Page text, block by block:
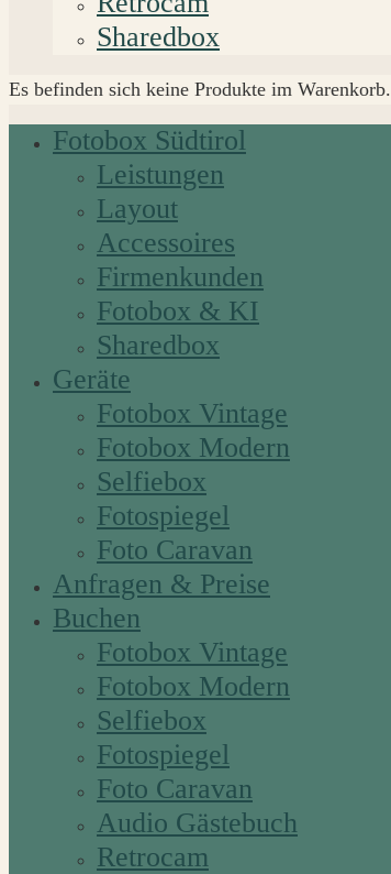
Sharedbox
Es befinden sich keine Produkte im Warenkorb.
Fotobox Südtirol
Leistungen
Layout
Accessoires
Firmenkunden
Fotobox & KI
Sharedbox
Geräte
Fotobox Vintage
Fotobox Modern
Selfiebox
Fotospiegel
Foto Caravan
Anfragen & Preise
Buchen
Fotobox Vintage
Fotobox Modern
Selfiebox
Fotospiegel
Foto Caravan
Audio Gästebuch
Retrocam